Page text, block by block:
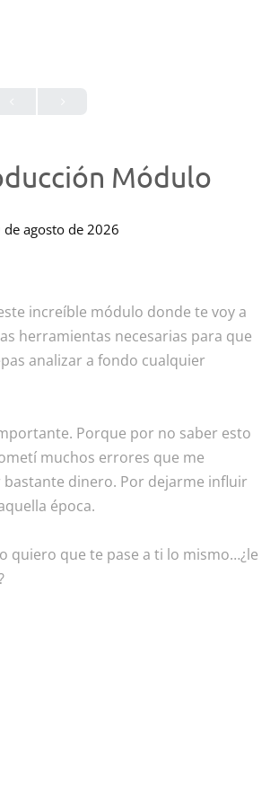
Módulo
de agosto de 2026
increíble módulo donde te voy a
herramientas necesarias para que
analizar a fondo cualquier
Porque por no saber esto
muchos errores que me
dinero. Por dejarme influir
época.
quiero que te pase a ti lo mismo…¿le